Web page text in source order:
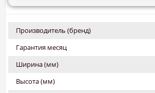
Производитель (бренд)
Гарантия месяц
Ширина (мм)
Высота (мм)